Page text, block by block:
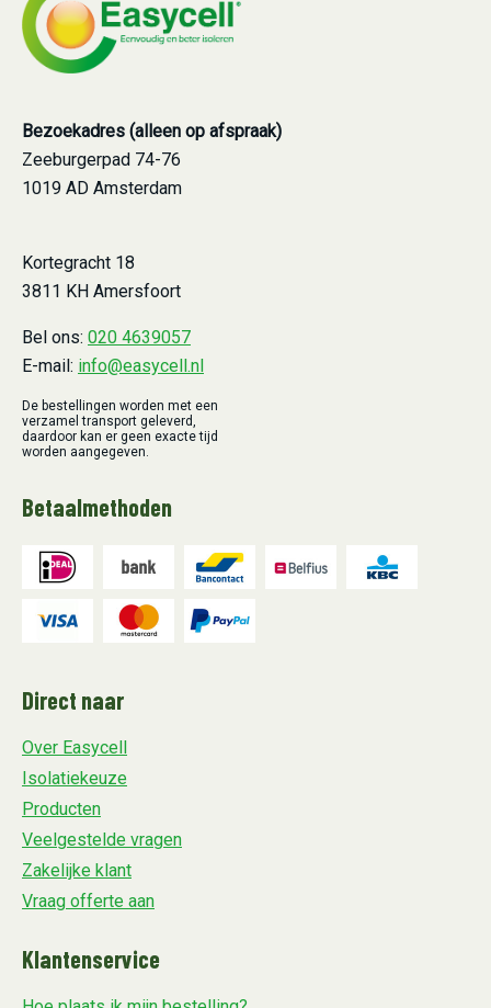
Bezoekadres (alleen op afspraak)
Zeeburgerpad 74-76
1019 AD Amsterdam
Kortegracht 18
3811 KH Amersfoort
Bel ons: 020 4639057
E-mail: info@easycell.nl
De bestellingen worden met een
verzamel transport geleverd,
daardoor kan er geen exacte tijd
worden aangegeven.
Betaalmethoden
Direct naar
Over Easycell
Isolatiekeuze
Producten
Veelgestelde vragen
Zakelijke klant
Vraag offerte aan
Klantenservice